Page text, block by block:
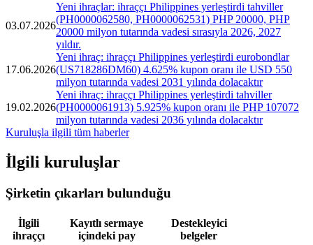
03.07.2026
Yeni ihraçlar: ihraççı Philippines yerleştirdi tahviller
(PH0000062580, PH0000062531) PHP 20000, PHP
20000 milyon tutarında vadesi sırasıyla 2026, 2027
yıldır.
17.06.2026
Yeni ihraç: ihraççı Philippines yerleştirdi eurobondlar
(US718286DM60) 4.625% kupon oranı ile USD 550
milyon tutarında vadesi 2031 yılında dolacaktır
19.02.2026
Yeni ihraç: ihraççı Philippines yerleştirdi tahviller
(PH0000061913) 5.925% kupon oranı ile PHP 107072
milyon tutarında vadesi 2036 yılında dolacaktır
Kuruluşla ilgili tüm haberler
İlgili kuruluşlar
Şirketin çıkarları bulunduğu
İlgili
ihraççı
Kayıtlı sermaye
içindeki pay
Destekleyici
belgeler